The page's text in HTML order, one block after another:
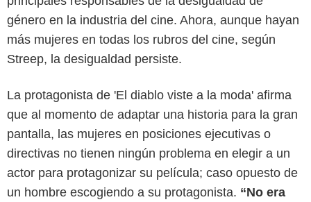
género en la industria del cine. Ahora, aunque hayan
más mujeres en todas los rubros del cine, según
Streep, la desigualdad persiste.
La protagonista de 'El diablo viste a la moda' afirma
que al momento de adaptar una historia para la gran
pantalla, las mujeres en posiciones ejecutivas o
directivas no tienen ningún problema en elegir a un
actor para protagonizar su película; caso opuesto de
un hombre escogiendo a su protagonista. “No era